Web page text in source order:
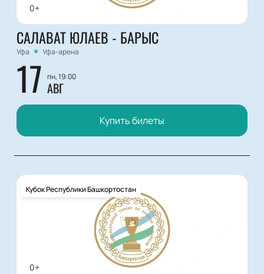
0+
САЛАВАТ ЮЛАЕВ - БАРЫС
Уфа Уфа-арена
17 пн, 19:00
АВГ
Купить билеты
0+
Кубок Республики Башкортостан